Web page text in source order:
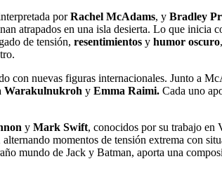
porRachel McAdams, y Bradley
atrapados en una isla desierta. Lo que inicia
de tensión, resentimientos y humor oscuro
con nuevas figuras internacionales. Junto a
Warakulnukroh y Emma Raimi. Cada uno
y Mark Swift, conocidos por su trabajo en
momentos de tensión extrema con
mundo de Jack y Batman, aporta una